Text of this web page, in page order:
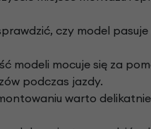
czy model
modeli mocuje się za
podczas jazdy.
warto